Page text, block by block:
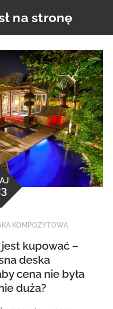
na stronę
KOMPOZYTOWA
kupować –
deska
cena nie była
duża?